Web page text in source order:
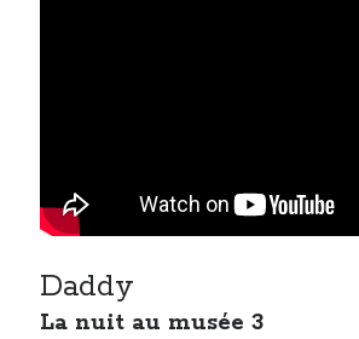
Daddy
La nuit au musée 3